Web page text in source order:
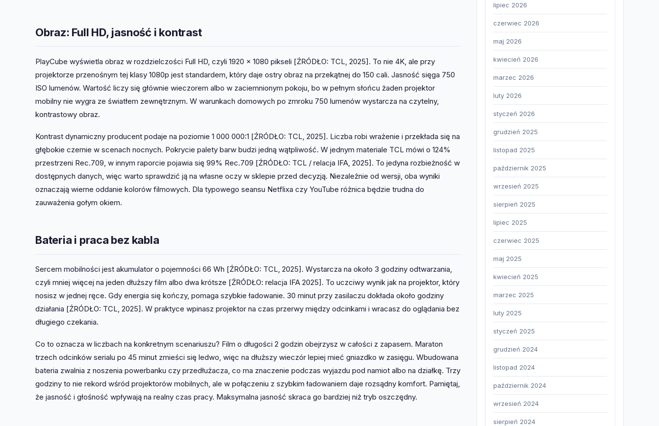
Obraz: Full HD, jasność i kontrast
PlayCube wyświetla obraz w rozdzielczości Full HD, czyli 1920 × 1080 pikseli [ŹRÓDŁO: TCL, 2025]. To nie 4K, ale przy
projektorze przenośnym tej klasy 1080p jest standardem, który daje ostry obraz na przekątnej do 150 cali. Jasność sięga 750
ISO lumenów. Wartość liczy się głównie wieczorem albo w zaciemnionym pokoju, bo w pełnym słońcu żaden projektor
mobilny nie wygra ze światłem zewnętrznym. W warunkach domowych po zmroku 750 lumenów wystarcza na czytelny,
kontrastowy obraz.
Kontrast dynamiczny producent podaje na poziomie 1 000 000:1 [ŹRÓDŁO: TCL, 2025]. Liczba robi wrażenie i przekłada się na
głębokie czernie w scenach nocnych. Pokrycie palety barw budzi jedną wątpliwość. W jednym materiale TCL mówi o 124%
przestrzeni Rec.709, w innym raporcie pojawia się 99% Rec.709 [ŹRÓDŁO: TCL / relacja IFA, 2025]. To jedyna rozbieżność w
dostępnych danych, więc warto sprawdzić ją na własne oczy w sklepie przed decyzją. Niezależnie od wersji, oba wyniki
oznaczają wierne oddanie kolorów filmowych. Dla typowego seansu Netflixa czy YouTube różnica będzie trudna do
zauważenia gołym okiem.
Bateria i praca bez kabla
Sercem mobilności jest akumulator o pojemności 66 Wh [ŹRÓDŁO: TCL, 2025]. Wystarcza na około 3 godziny odtwarzania,
czyli mniej więcej na jeden dłuższy film albo dwa krótsze [ŹRÓDŁO: relacja IFA 2025]. To uczciwy wynik jak na projektor, który
nosisz w jednej ręce. Gdy energia się kończy, pomaga szybkie ładowanie. 30 minut przy zasilaczu dokłada około godziny
działania [ŹRÓDŁO: TCL, 2025]. W praktyce wpinasz projektor na czas przerwy między odcinkami i wracasz do oglądania bez
długiego czekania.
Co to oznacza w liczbach na konkretnym scenariuszu? Film o długości 2 godzin obejrzysz w całości z zapasem. Maraton
trzech odcinków serialu po 45 minut zmieści się ledwo, więc na dłuższy wieczór lepiej mieć gniazdko w zasięgu. Wbudowana
bateria zwalnia z noszenia powerbanku czy przedłużacza, co ma znaczenie podczas wyjazdu pod namiot albo na działkę. Trzy
godziny to nie rekord wśród projektorów mobilnych, ale w połączeniu z szybkim ładowaniem daje rozsądny komfort. Pamiętaj,
że jasność i głośność wpływają na realny czas pracy. Maksymalna jasność skraca go bardziej niż tryb oszczędny.
lipiec 2026
czerwiec 2026
maj 2026
kwiecień 2026
marzec 2026
luty 2026
styczeń 2026
grudzień 2025
listopad 2025
październik 2025
wrzesień 2025
sierpień 2025
lipiec 2025
czerwiec 2025
maj 2025
kwiecień 2025
marzec 2025
luty 2025
styczeń 2025
grudzień 2024
listopad 2024
październik 2024
wrzesień 2024
sierpień 2024